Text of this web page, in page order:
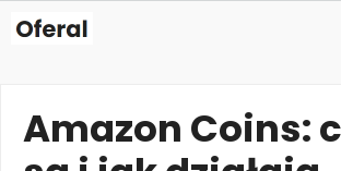
Przejdź
do
Amazon Coins: